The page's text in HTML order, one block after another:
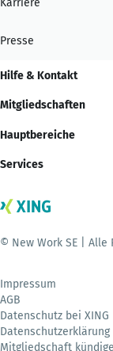
Karriere
Presse
Hilfe & Kontakt
Mitgliedschaften
Hauptbereiche
Services
© New Work SE | Alle
Impressum
AGB
Datenschutz bei XING
Datenschutzerklärung
Mitgliedschaft